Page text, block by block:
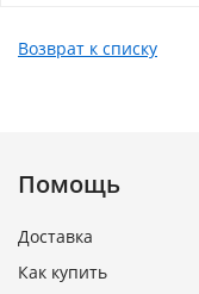
Возврат к списку
Помощь
Доставка
Как купить